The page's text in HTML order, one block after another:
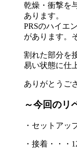
乾燥・衝撃を
あります。
PRSのハイエ
があります。
割れた部分を
易い状態に仕
ありがとうご
～今回のリ
・セットアッ
・接着・・・